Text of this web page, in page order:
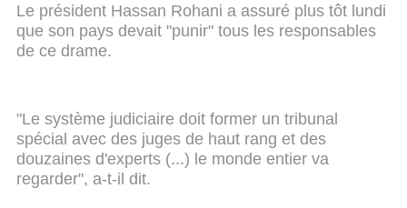
Le président Hassan Rohani a assuré plus tôt lundi
que son pays devait "punir" tous les responsables
de ce drame.
"Le système judiciaire doit former un tribunal
spécial avec des juges de haut rang et des
douzaines d'experts (...) le monde entier va
regarder", a-t-il dit.